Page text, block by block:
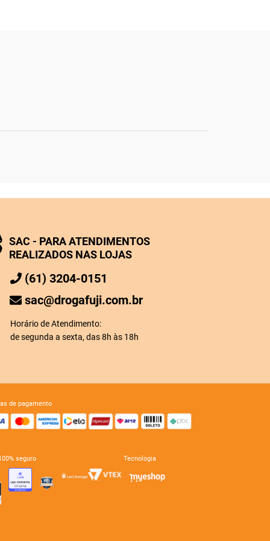
SAC - PARA ATENDIMENTOS
REALIZADOS NAS LOJAS
(61) 3204-0151
sac@drogafuji.com.br
Horário de Atendimento:
de segunda a sexta, das 8h às 18h
de pagamento
seguro tecnologia